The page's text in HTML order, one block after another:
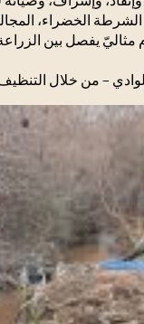
الخضراء،
مثاليّ يفصل بين
– من خلال